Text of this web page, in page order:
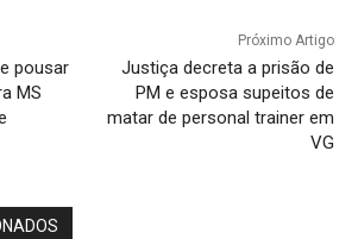
pousar
MS
Próximo Artigo
Justiça decreta a prisão de
PM e esposa supeitos de
matar de personal trainer em
VG